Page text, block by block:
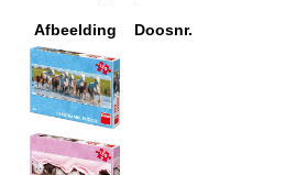
Afbeelding Doosnr.